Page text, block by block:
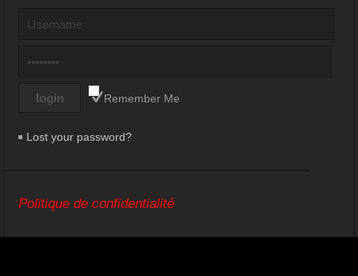
Remember Me
Lost your password?
Politique de confidentialité